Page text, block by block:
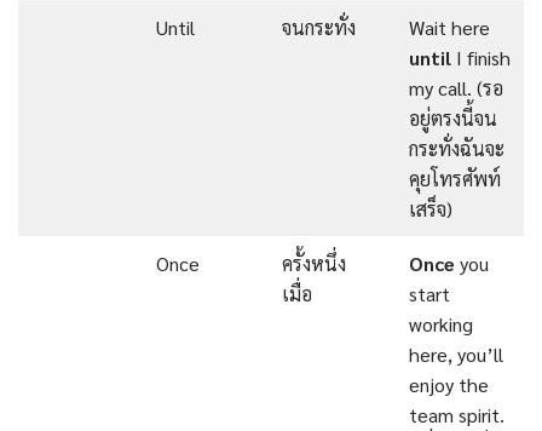
Until จนกระทั่ง
Wait here
until I finish
my call. (รอ
อยู่ตรงนี้จน
กระทั่งฉันจะ
คุยโทรศัพท์
เสร็จ)
Once
ครั้งหนึ่ง
เมื่อ
Once you
start
working
here, you’ll
enjoy the
team spirit.